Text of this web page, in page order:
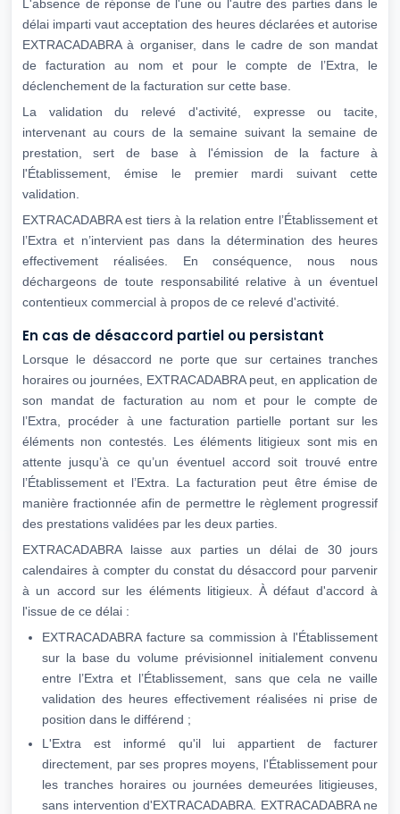
L'absence de réponse de l'une ou l'autre des parties dans le
délai imparti vaut acceptation des heures déclarées et autorise
EXTRACADABRA à organiser, dans le cadre de son mandat
de facturation au nom et pour le compte de l’Extra, le
déclenchement de la facturation sur cette base.
La validation du relevé d'activité, expresse ou tacite,
intervenant au cours de la semaine suivant la semaine de
prestation, sert de base à l'émission de la facture à
l'Établissement, émise le premier mardi suivant cette
validation.
EXTRACADABRA est tiers à la relation entre l’Établissement et
l’Extra et n’intervient pas dans la détermination des heures
effectivement réalisées. En conséquence, nous nous
déchargeons de toute responsabilité relative à un éventuel
contentieux commercial à propos de ce relevé d'activité.
En cas de désaccord partiel ou persistant
Lorsque le désaccord ne porte que sur certaines tranches
horaires ou journées, EXTRACADABRA peut, en application de
son mandat de facturation au nom et pour le compte de
l’Extra, procéder à une facturation partielle portant sur les
éléments non contestés. Les éléments litigieux sont mis en
attente jusqu’à ce qu’un éventuel accord soit trouvé entre
l’Établissement et l’Extra. La facturation peut être émise de
manière fractionnée afin de permettre le règlement progressif
des prestations validées par les deux parties.
EXTRACADABRA laisse aux parties un délai de 30 jours
calendaires à compter du constat du désaccord pour parvenir
à un accord sur les éléments litigieux. À défaut d'accord à
l'issue de ce délai :
EXTRACADABRA facture sa commission à l'Établissement
sur la base du volume prévisionnel initialement convenu
entre l’Extra et l’Établissement, sans que cela ne vaille
validation des heures effectivement réalisées ni prise de
position dans le différend ;
L'Extra est informé qu'il lui appartient de facturer
directement, par ses propres moyens, l'Établissement pour
les tranches horaires ou journées demeurées litigieuses,
sans intervention d'EXTRACADABRA. EXTRACADABRA ne